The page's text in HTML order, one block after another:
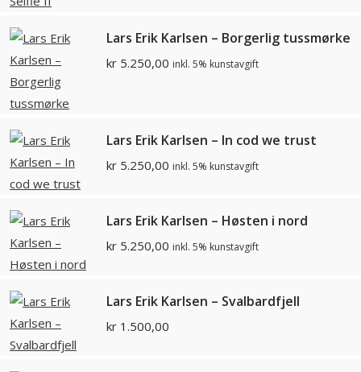
Lars Erik Karlsen – Borgerlig tussmørke
kr 5.250,00 inkl. 5% kunstavgift
Lars Erik Karlsen – In cod we trust
kr 5.250,00 inkl. 5% kunstavgift
Lars Erik Karlsen – Høsten i nord
kr 5.250,00 inkl. 5% kunstavgift
Lars Erik Karlsen – Svalbardfjell
kr 1.500,00